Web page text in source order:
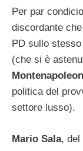
Per par
discordante
PD sullo
(che si è
politica del
settore lusso).
Mario Sala, del